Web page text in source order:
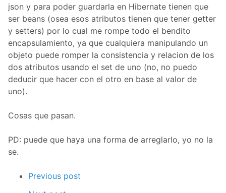
json y para poder guardarla en Hibernate tienen que
ser beans (osea esos atributos tienen que tener getter
y setters) por lo cual me rompe todo el bendito
encapsulamiento, ya que cualquiera manipulando un
objeto puede romper la consistencia y relacion de los
dos atributos usando el set de uno (no, no puedo
deducir que hacer con el otro en base al valor de
uno).
Cosas que pasan.
PD: puede que haya una forma de arreglarlo, yo no la
se.
Previous post